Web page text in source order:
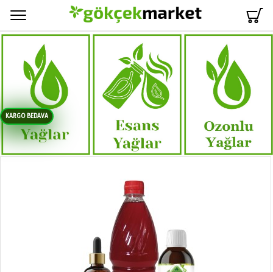
KARGO BEDAVA